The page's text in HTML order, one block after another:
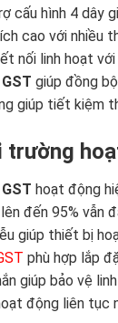
cấu hình 4 dây
cao với nhiều
nối linh hoạt
giúp đồng
giúp tiết kiệm
trường
hoạt động
đến 95% vẫn
giúp thiết bị
phù hợp lắp
giúp bảo vệ
động liên tục